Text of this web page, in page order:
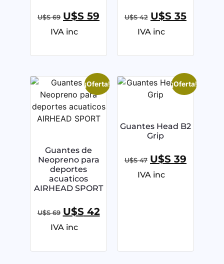
U$S69 U$S 59
IVA inc
U$S42 U$S 35
IVA inc
¡Oferta!
Guantes de
Neopreno para
deportes
acuaticos
AIRHEAD SPORT
U$S69 U$S42
IVA inc
¡Oferta!
Guantes Head B2
Grip
U$S47 U$S 39
IVA inc